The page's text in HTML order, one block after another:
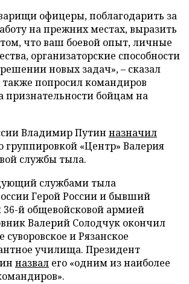
офицеры, поблагодарить за
на прежних местах, выразить
что ваш боевой опыт, личные
организаторские способности
новых задач», – сказал
попросил командиров
признательности бойцам на
Владимир Путин назначил
«Центр» Валерия
службы тыла.
службами тыла
Герой России и бывший
й общевойсковой армией
Валерий Солодчук окончил
и Рязанское
училища. Президент
назвал его «одним из наиболее